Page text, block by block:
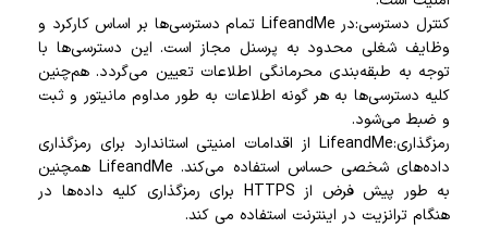
کنترل دسترسی:در LifeandMe تمام دسترسی‌ها بر اساس کارکرد و
وظایف شغلی محدود به پرسنل مجاز است. این دسترسی‌ها با
توجه به طبقه‌بندی محرمانگی اطلاعات تعیین می‌گردد. هم‌چنین
کلیه دسترسی‌ها به هر گونه اطلاعات به طور مداوم مانیتور و ثبت
و ضبط می‌شود.
رمزگذاری:LifeandMe از اقدامات امنیتی استاندارد برای رمزگذاری
داده‌های شخصی حساس استفاده می‌کند. LifeandMe همچنین
به طور پیش فرض از HTTPS برای رمزگذاری کلیه داده‌ها در
هنگام ترانزیت در اینترنت استفاده می کند.